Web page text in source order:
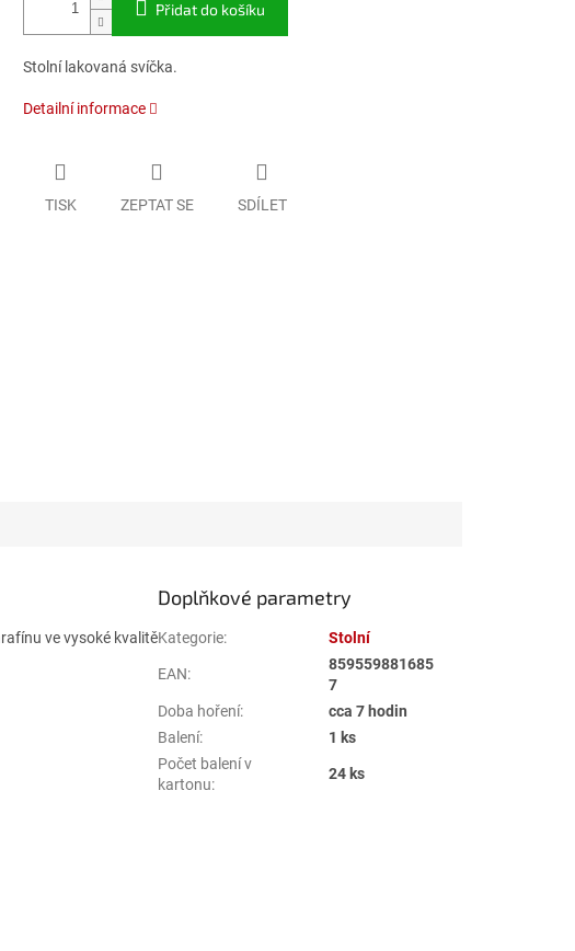
Přidat do košíku
Stolní lakovaná svíčka.
Detailní informace
TISK ZEPTAT SE SDÍLET
ve vysoké kvalitě
Doplňkové parametry
Kategorie: Stolní
EAN:
859559881685
7
Doba hoření:
cca 7 hodin
Balení:
1 ks
Počet balení v
kartonu:
24 ks